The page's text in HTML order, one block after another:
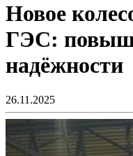
Новое
ГЭС:
надёжности
26.11.2025